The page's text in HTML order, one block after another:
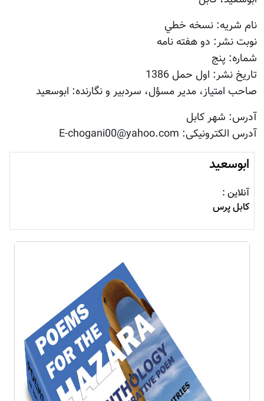
نام شريه: نسخه خطي
نوبت نشر: دو هفته نامه
شماره: پنج
تاريخ نشر: اول حمل 1386
صاحب امتياز، مدير مسؤل، سردبير و نگارنده: ابوسعيد
آدرس: شهر كابل
آدرس الکترونیکی: E-chogani00@yahoo.com
ابوسعيد
آنلاین :
کابل پرس